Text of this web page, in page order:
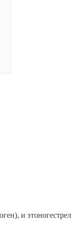
и этоногестрел